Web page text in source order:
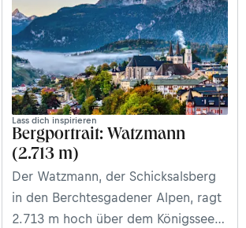
Lass dich inspirieren
Bergportrait: Watzmann
(2.713 m)
Der Watzmann, der Schicksalsberg
in den Berchtesgadener Alpen, ragt
2.713 m hoch über dem Königssee